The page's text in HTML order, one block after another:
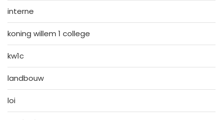
interne
koning willem 1 college
kw1c
landbouw
loi